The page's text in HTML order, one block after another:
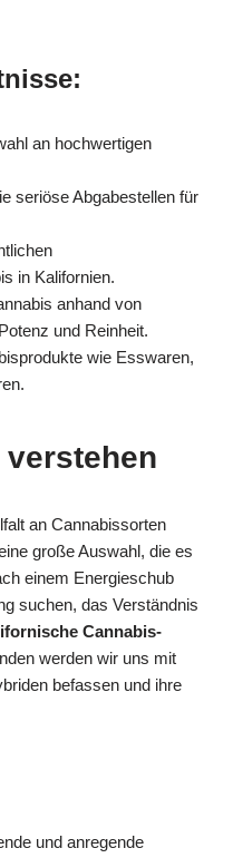
an hochwertigen
seriöse Abgabestellen für
in Kalifornien.
anhand von
und Reinheit.
wie Esswaren,
an Cannabissorten
große Auswahl, die es
einem Energieschub
suchen, das Verständnis
Cannabis-
werden wir uns mit
befassen und ihre
und anregende